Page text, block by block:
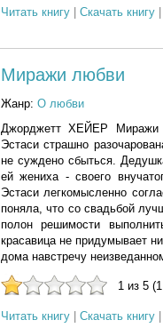
Читать книгу Скачать книгу
Миражи любви
Жанр: О любви
Джорджетт ХЕЙЕР Миражи
Эстаси страшно
не суждено сбыться.
ей жениха - своего
Эстаси легкомысленно
поняла, что со свадьбой
полон решимости
красавица не придумывает
дома навстречу
1 из 5
Читать книгу Скачать книгу